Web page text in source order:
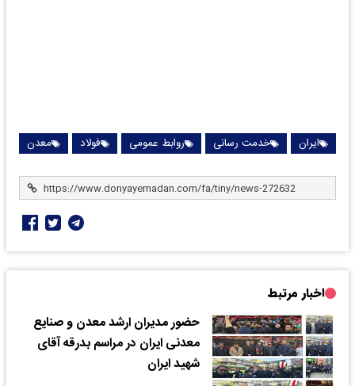
ایران خدمت رسانی روابط عمومی فولاد معدن
اخبار مرتبط
حضور مدیران ارشد معدن و صنایع
معدنی ایران در مراسم بدرقه آقای
شهید ایران